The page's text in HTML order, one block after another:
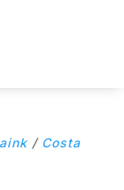
/ Costa